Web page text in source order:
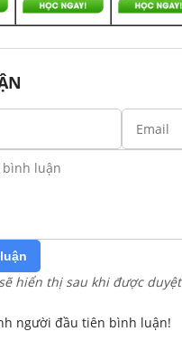
hiển thị sau khi được duyệt
người đầu tiên bình luận!